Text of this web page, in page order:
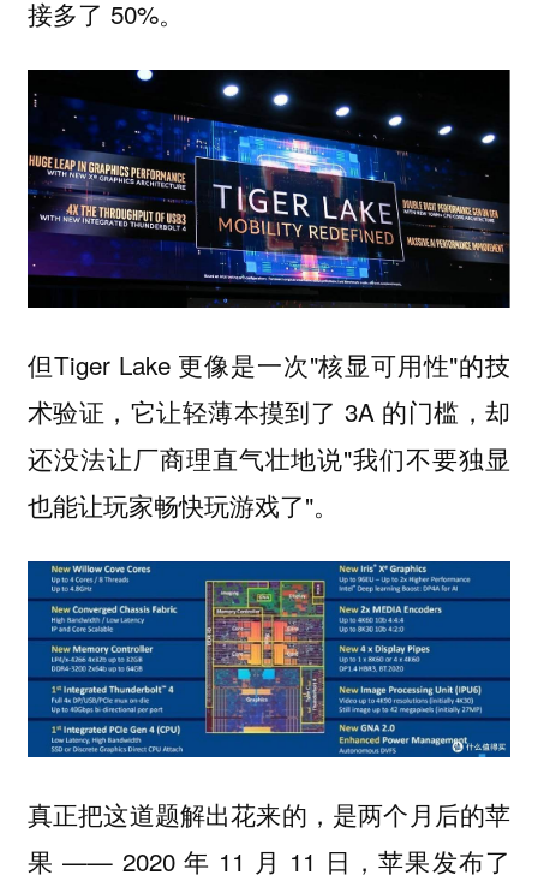
接多了 50%。
但Tiger Lake 更像是一次"核显可用性"的技
术验证，它让轻薄本摸到了 3A 的门槛，却
还没法让厂商理直气壮地说"我们不要独显
也能让玩家畅快玩游戏了"。
真正把这道题解出花来的，是两个月后的苹
果 —— 2020 年 11 月 11 日，苹果发布了